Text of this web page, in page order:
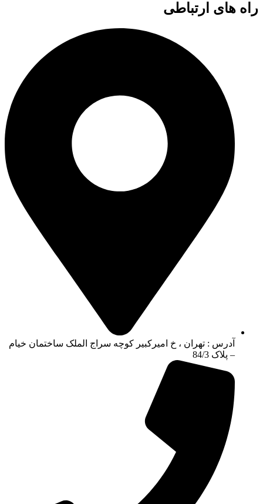
راه های ارتباطی
آدرس : تهران ، خ امیرکبیر کوچه سراج الملک ساختمان خیام
– پلاک 84/3